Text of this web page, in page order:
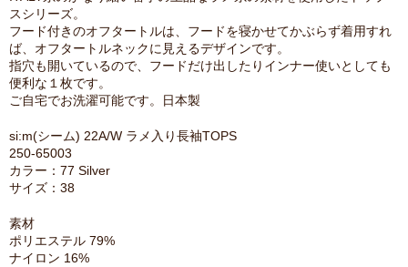
スシリーズ。
フード付きのオフタートルは、フードを寝かせてかぶらず着用すれ
ば、オフタートルネックに見えるデザインです。
指穴も開いているので、フードだけ出したりインナー使いとしても
便利な１枚です。
ご自宅でお洗濯可能です。日本製
si:m(シーム) 22A/W ラメ入り長袖TOPS
250-65003
カラー：77 Silver
サイズ：38
素材
ポリエステル 79%
ナイロン 16%